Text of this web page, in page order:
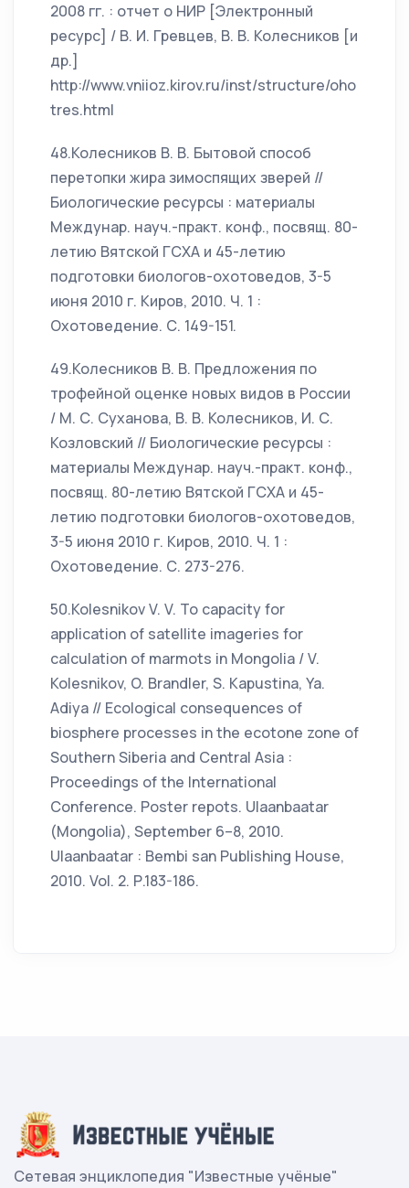
2008 гг. : отчет о НИР [Электронный
ресурс] / В. И. Гревцев, В. В. Колесников [и
др.]
http://www.vniioz.kirov.ru/inst/structure/oho
tres.html
48.Колесников В. В. Бытовой способ
перетопки жира зимоспящих зверей //
Биологические ресурсы : материалы
Междунар. науч.-практ. конф., посвящ. 80-
летию Вятской ГСХА и 45-летию
подготовки биологов-охотоведов, 3-5
июня 2010 г. Киров, 2010. Ч. 1 :
Охотоведение. С. 149-151.
49.Колесников В. В. Предложения по
трофейной оценке новых видов в России
/ М. С. Суханова, В. В. Колесников, И. С.
Козловский // Биологические ресурсы :
материалы Междунар. науч.-практ. конф.,
посвящ. 80-летию Вятской ГСХА и 45-
летию подготовки биологов-охотоведов,
3-5 июня 2010 г. Киров, 2010. Ч. 1 :
Охотоведение. С. 273-276.
50.Kolesnikov V. V. To capacity for
application of satellite imageries for
calculation of marmots in Mongolia / V.
Kolesnikov, O. Brandler, S. Kapustina, Ya.
Adiya // Ecological consequences of
biosphere processes in the ecotone zone of
Southern Siberia and Central Asia :
Proceedings of the International
Conference. Poster repots. Ulaanbaatar
(Mongolia), September 6–8, 2010.
Ulaanbaatar : Bembi san Publishing House,
2010. Vol. 2. Р.183-186.
Сетевая энциклопедия "Известные учёные"